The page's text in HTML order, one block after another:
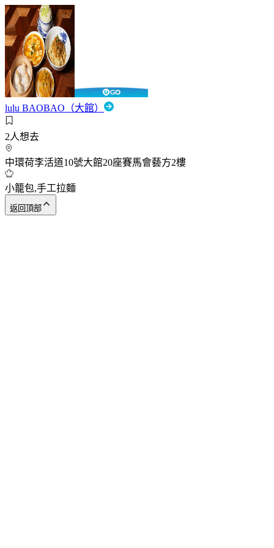
lulu BAOBAO（大館）
2人想去
中環荷李活道10號大館20座賽馬會藝方2樓
小籠包,手工拉麵
返回頂部